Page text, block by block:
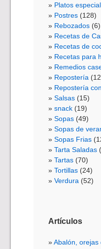
Platos
Postres (128)
Rebozados (6)
Recetas de
Recetas de
Recetas para
Remedios
Repostería
Repostería
Salsas (15)
snack (19)
Sopas (49)
Sopas de
Sopas Frias
Tarta Saladas
Tartas (70)
Tortillas (24)
Verdura (52)
Artículos
Abalón, orejas